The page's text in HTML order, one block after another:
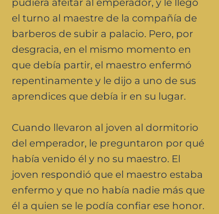
el turno al maestre de la compañía de
barberos de subir a palacio. Pero, por
desgracia, en el mismo momento en
que debía partir, el maestro enfermó
repentinamente y le dijo a uno de sus
aprendices que debía ir en su lugar.
Cuando llevaron al joven al dormitorio
del emperador, le preguntaron por qué
había venido él y no su maestro. El
joven respondió que el maestro estaba
enfermo y que no había nadie más que
él a quien se le podía confiar ese honor.